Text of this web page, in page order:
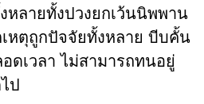
หลายทั้งปวงยกเว้นนิพพาน
หตุถูกปัจจัยทั้งหลาย บีบคั้น
ดเวลา ไม่สามารถทนอยู่
ป